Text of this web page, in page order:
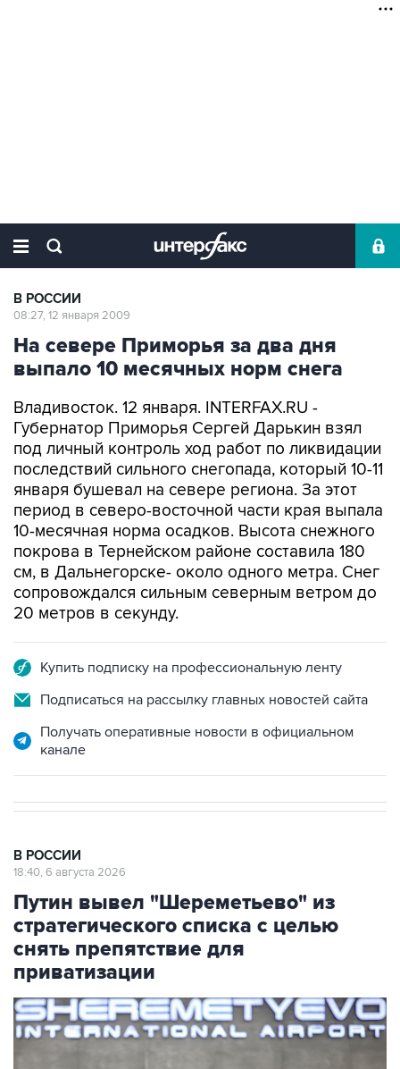
В РОССИИ
08:27, 12 января 2009
На севере Приморья за два дня
выпало 10 месячных норм снега
Владивосток. 12 января. INTERFAX.RU -
Губернатор Приморья Сергей Дарькин взял
под личный контроль ход работ по ликвидации
последствий сильного снегопада, который 10-11
января бушевал на севере региона. За этот
период в северо-восточной части края выпала
10-месячная норма осадков. Высота снежного
покрова в Тернейском районе составила 180
см, в Дальнегорске- около одного метра. Снег
сопровождался сильным северным ветром до
20 метров в секунду.
Купить подписку на профессиональную ленту
Подписаться на рассылку главных новостей сайта
Получать оперативные новости в официальном
канале
В РОССИИ
18:40, 6 августа 2026
Путин вывел "Шереметьево" из
стратегического списка с целью
снять препятствие для
приватизации